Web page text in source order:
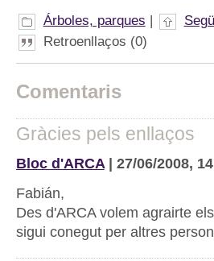
Árboles, parques
Retroenllaços (0)
Comentaris
Gràcies pels enllaços
Bloc d'ARCA| 27/06/2008,
Fabián,
Des d'ARCA volem agrairte
sigui conegut per altres